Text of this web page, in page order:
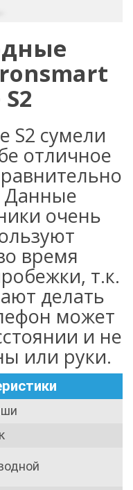
S2 сумели
отличное
Данные
очень
время
т.к.
делать
может
и не
или руки.